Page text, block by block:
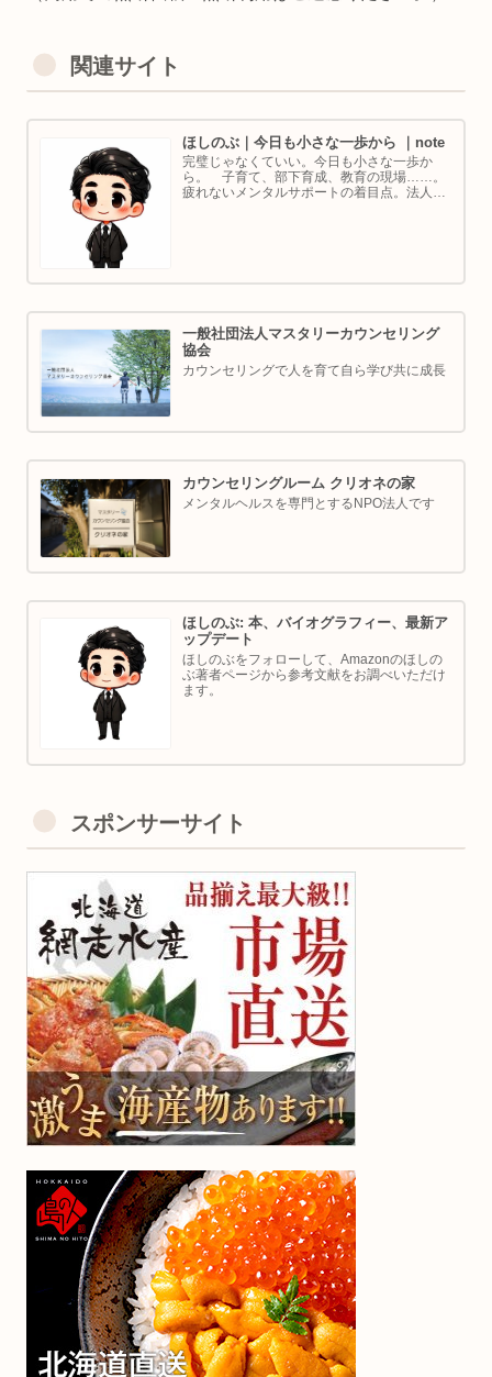
関連サイト
ほしのぶ｜今日も小さな一歩から ｜note
完璧じゃなくていい。今日も小さな一歩か
ら。 子育て、部下育成、教育の現場……。
疲れないメンタルサポートの着目点。法人代
一般社団法人マスタリーカウンセリング
協会
カウンセリングで人を育て自ら学び共に成長
カウンセリングルーム クリオネの家
メンタルヘルスを専門とするNPO法人です
ほしのぶ: 本、バイオグラフィー、最新ア
ップデート
ほしのぶをフォローして、Amazonのほしの
ぶ著者ページから参考文献をお調べいただけ
ます。
スポンサーサイト